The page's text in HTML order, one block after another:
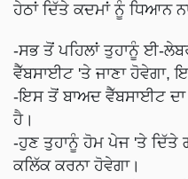
ਹੇਠਾਂ ਦਿੱਤੇ ਕਦਮਾਂ ਨੂੰ ਧਿਆਨ
-ਸਭ ਤੋਂ ਪਹਿਲਾਂ ਤੁਹਾਨੂੰ ਈ-
ਵੈੱਬਸਾਈਟ 'ਤੇ ਜਾਣਾ
-ਇਸ ਤੋਂ ਬਾਅਦ ਵੈੱਬਸਾਈਟ ਦਾ
ਹੈ।
-ਹੁਣ ਤੁਹਾਨੂੰ ਹੋਮ ਪੇਜ 'ਤੇ ਦਿੱਤੇ
ਕਲਿੱਕ ਕਰਨਾ ਹੋਵੇਗਾ।